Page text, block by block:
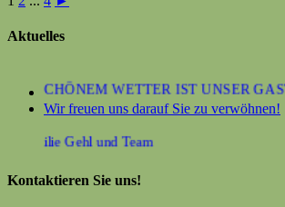
Aktuelles
SCHÖNEM WETTER IST UNSER
Wir freuen uns darauf Sie zu verwöhnen!
Familie Gehl und Team
Kontaktieren Sie uns!